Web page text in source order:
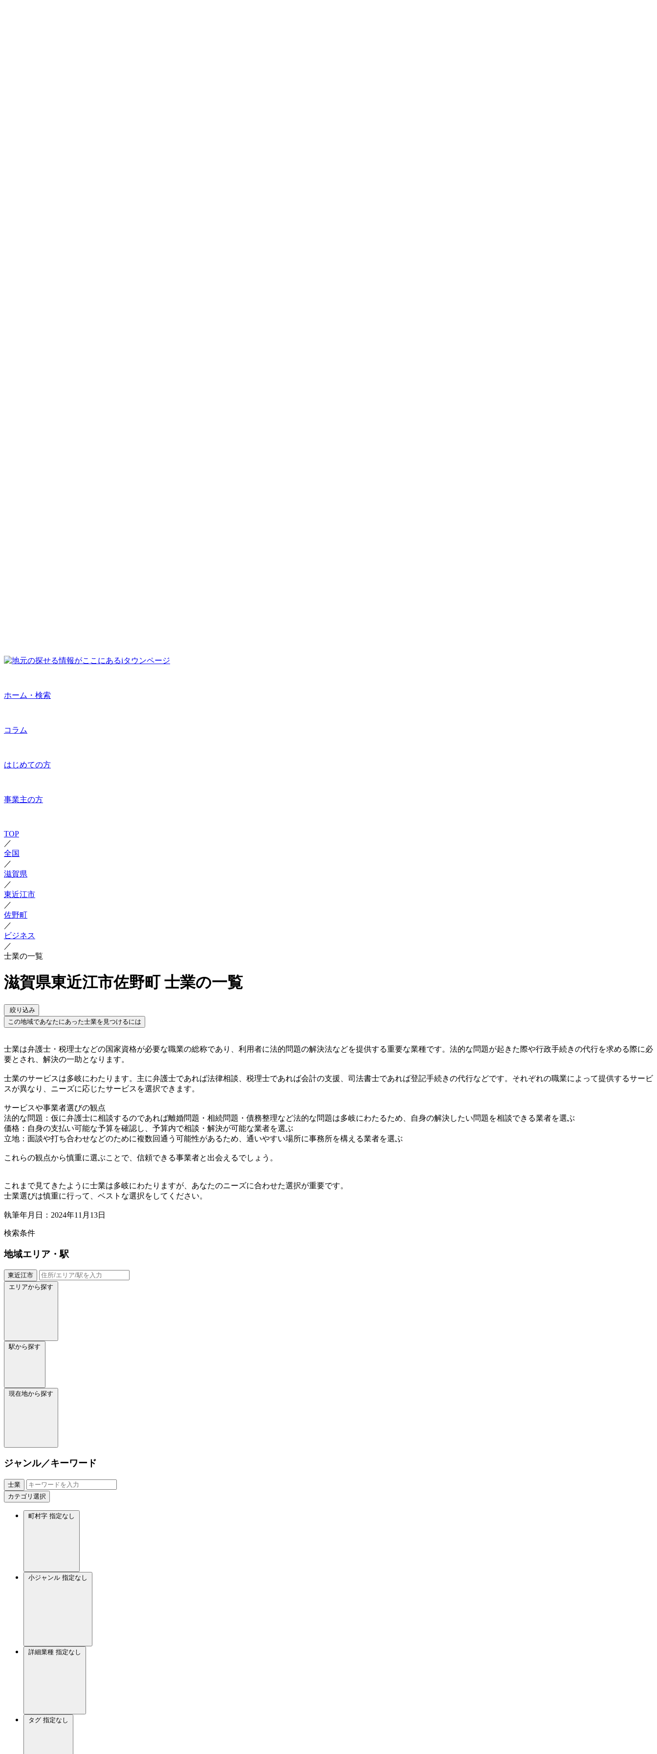
ホーム・検索
コラム
はじめての方
事業主の方
TOP
／
全国
／
滋賀県
／
東近江市
／
佐野町
／
ビジネス
／
士業の一覧
滋賀県東近江市佐野町 士業の一覧
絞り込み
この地域であなたにあった士業を見つけるには
士業は弁護士・税理士などの国家資格が必要な職業の総称であり、利用者に法的問題の解決法などを提供する重要な業種です。法的な問題が起きた際や行政手続きの代行を求める際に必
要とされ、解決の一助となります。
士業のサービスは多岐にわたります。主に弁護士であれば法律相談、税理士であれば会計の支援、司法書士であれば登記手続きの代行などです。それぞれの職業によって提供するサービ
スが異なり、ニーズに応じたサービスを選択できます。
サービスや事業者選びの観点
法的な問題：仮に弁護士に相談するのであれば離婚問題・相続問題・債務整理など法的な問題は多岐にわたるため、自身の解決したい問題を相談できる業者を選ぶ
価格：自身の支払い可能な予算を確認し、予算内で相談・解決が可能な業者を選ぶ
立地：面談や打ち合わせなどのために複数回通う可能性があるため、通いやすい場所に事務所を構える業者を選ぶ
これらの観点から慎重に選ぶことで、信頼できる事業者と出会えるでしょう。
これまで見てきたように士業は多岐にわたりますが、あなたのニーズに合わせた選択が重要です。
士業選びは慎重に行って、ベストな選択をしてください。
執筆年月日：2024年11月13日
検索条件
地域エリア・駅
東近江市
エリアから探す
駅から探す
現在地から探す
ジャンル／キーワード
士業
カテゴリ選択
町村字 指定なし
小ジャンル 指定なし
詳細業種 指定なし
タグ 指定なし